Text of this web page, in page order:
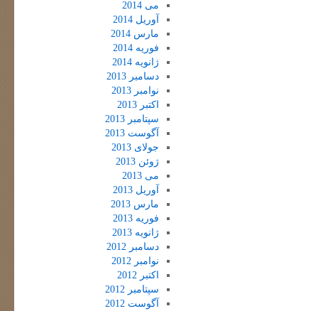
می 2014
آوریل 2014
مارس 2014
فوریه 2014
ژانویه 2014
دسامبر 2013
نوامبر 2013
اکتبر 2013
سپتامبر 2013
آگوست 2013
جولای 2013
ژوئن 2013
می 2013
آوریل 2013
مارس 2013
فوریه 2013
ژانویه 2013
دسامبر 2012
نوامبر 2012
اکتبر 2012
سپتامبر 2012
آگوست 2012